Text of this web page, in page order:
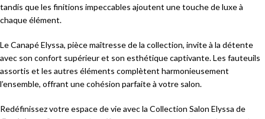
tandis que les finitions impeccables ajoutent une touche de luxe à
chaque élément.
Le Canapé Elyssa, pièce maîtresse de la collection, invite à la détente
avec son confort supérieur et son esthétique captivante. Les fauteuils
assortis et les autres éléments complètent harmonieusement
l’ensemble, offrant une cohésion parfaite à votre salon.
Redéfinissez votre espace de vie avec la Collection Salon Elyssa de